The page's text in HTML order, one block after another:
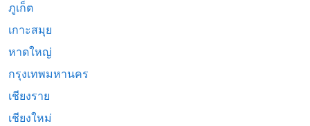
ภูเก็ต
เกาะสมุย
หาดใหญ่
กรุงเทพมหานคร
เชียงราย
เชียงใหม่